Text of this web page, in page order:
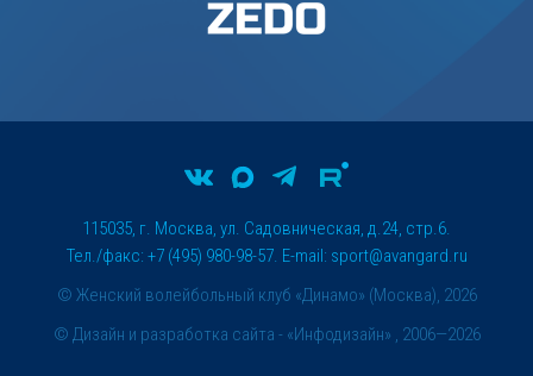
© Женский волейбольный клуб «Динамо» (Москва), 2026
115035, г. Москва, ул. Садовническая, д.24, стр.6.
Тел./факс: +7 (495) 980-98-57. E-mail: sport@avangard.ru
© Дизайн и разработка сайта - «Инфодизайн» , 2006—2026